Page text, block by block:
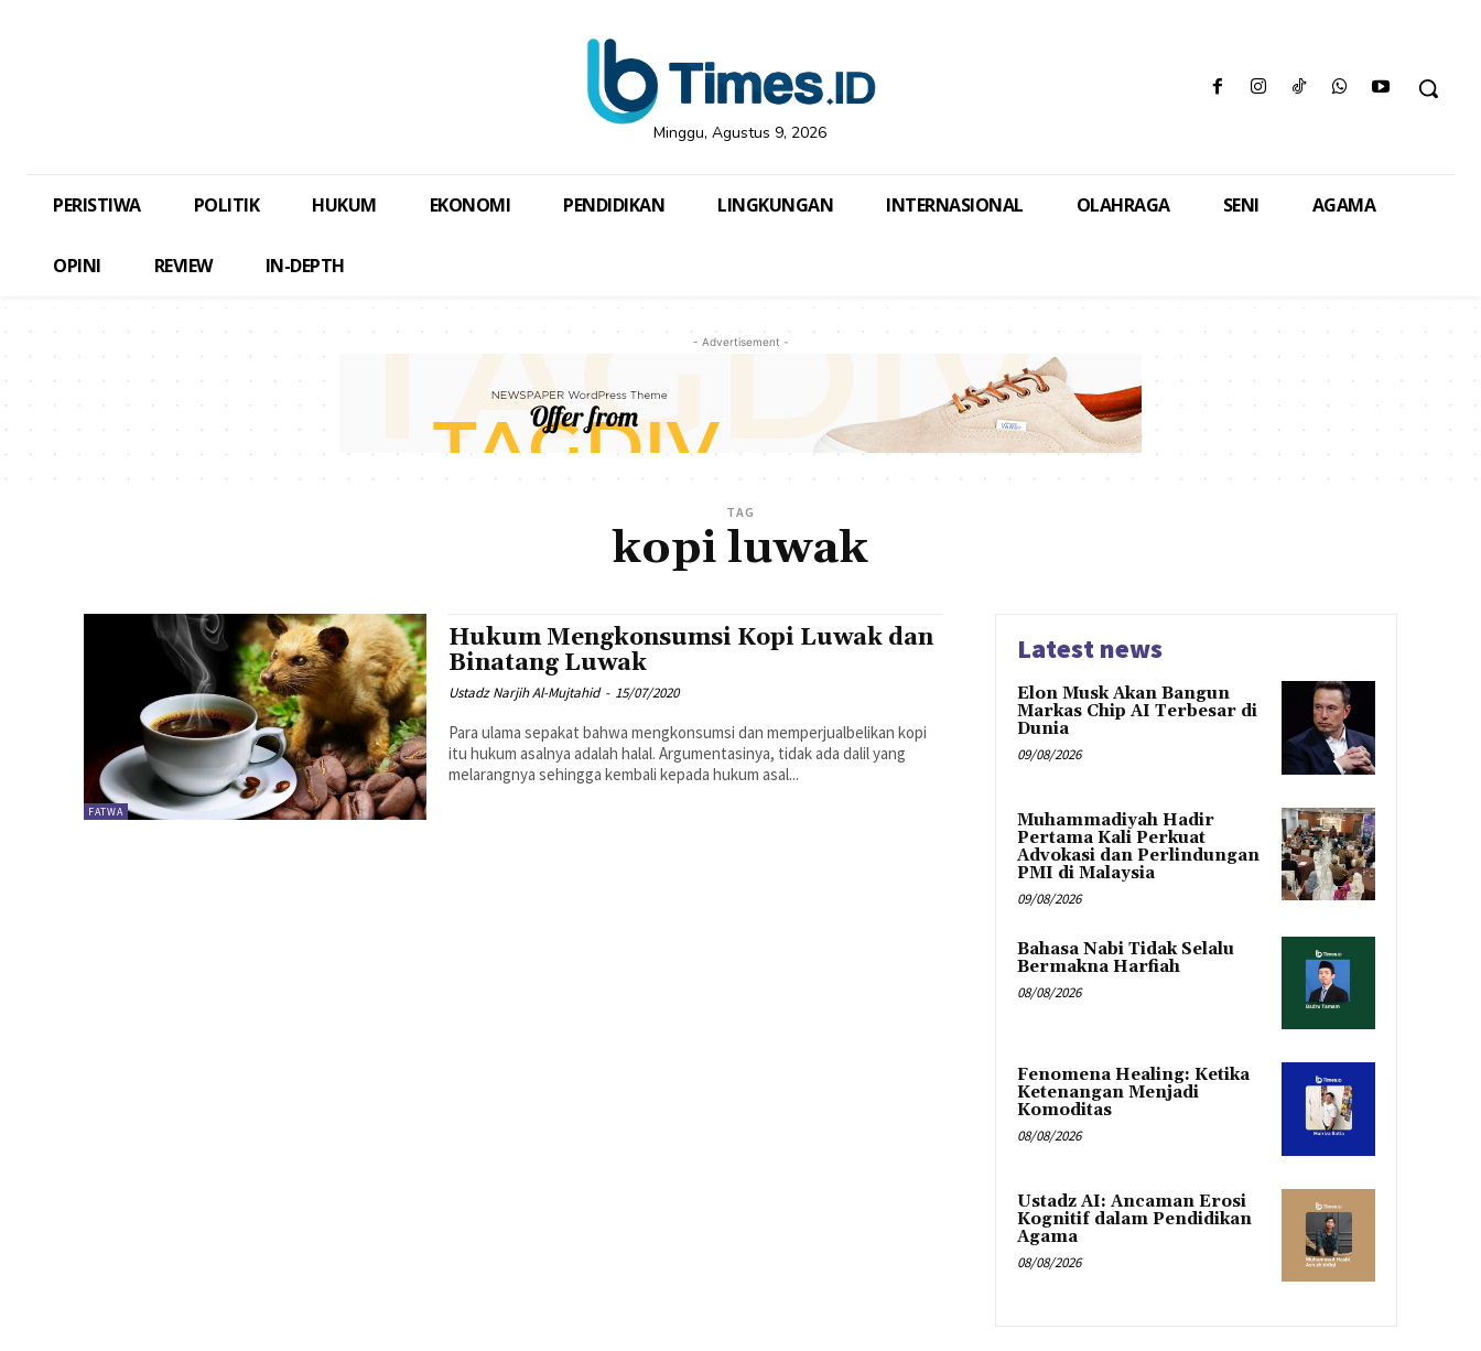
Minggu, Agustus 9, 2026
PERISTIWA POLITIK HUKUM EKONOMI PENDIDIKAN LINGKUNGAN INTERNASIONAL OLAHRAGA SENI AGAMA
OPINI REVIEW IN-DEPTH
- Advertisement -
TAG
kopi luwak
FATWA
Hukum Mengkonsumsi Kopi Luwak dan
Binatang Luwak
Ustadz Narjih Al-Mujtahid - 15/07/2020
Para ulama sepakat bahwa mengkonsumsi dan memperjualbelikan kopi
itu hukum asalnya adalah halal. Argumentasinya, tidak ada dalil yang
melarangnya sehingga kembali kepada hukum asal...
Latest news
Elon Musk Akan Bangun
Markas Chip AI Terbesar di
Dunia
09/08/2026
Muhammadiyah Hadir
Pertama Kali Perkuat
Advokasi dan Perlindungan
PMI di Malaysia
09/08/2026
Bahasa Nabi Tidak Selalu
Bermakna Harfiah
08/08/2026
Fenomena Healing: Ketika
Ketenangan Menjadi
Komoditas
08/08/2026
Ustadz AI: Ancaman Erosi
Kognitif dalam Pendidikan
Agama
08/08/2026